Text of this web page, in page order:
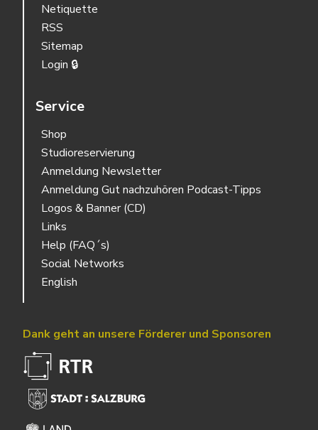
Netiquette
RSS
Sitemap
Login 🔒
Service
Shop
Studioreservierung
Anmeldung Newsletter
Anmeldung Gut nachzuhören Podcast-Tipps
Logos & Banner (CD)
Links
Help (FAQ´s)
Social Networks
English
Dank geht an unsere Förderer und Sponsoren